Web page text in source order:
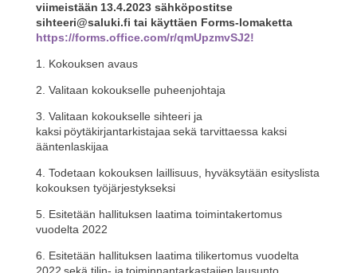
viimeistään 13.4.2023 sähköpostitse
sihteeri@saluki.fi tai käyttäen Forms-lomaketta
https://forms.office.com/r/qmUpzmvSJ2!
1. Kokouksen avaus
2. Valitaan kokoukselle puheenjohtaja
3. Valitaan kokoukselle sihteeri ja
kaksi pöytäkirjantarkistajaa sekä tarvittaessa kaksi
ääntenlaskijaa
4. Todetaan kokouksen laillisuus, hyväksytään esityslista
kokouksen työjärjestykseksi
5. Esitetään hallituksen laatima toimintakertomus
vuodelta 2022
6. Esitetään hallituksen laatima tilikertomus vuodelta